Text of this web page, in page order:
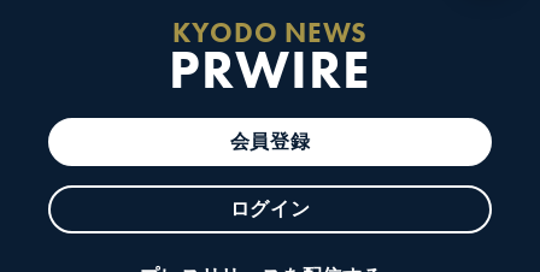
KYODO NEWS
PRWIRE
会員登録
ログイン